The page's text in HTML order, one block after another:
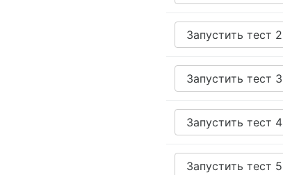
Запустить тест 2
Запустить тест 3
Запустить тест 4
Запустить тест 5